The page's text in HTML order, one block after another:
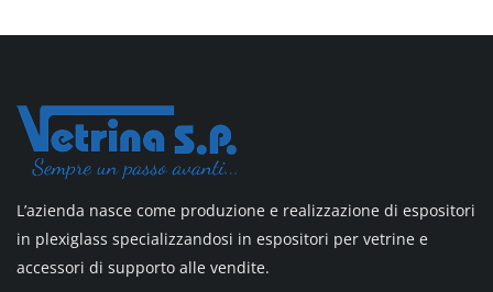
L’azienda nasce come produzione e realizzazione di espositori
in plexiglass specializzandosi in espositori per vetrine e
accessori di supporto alle vendite.